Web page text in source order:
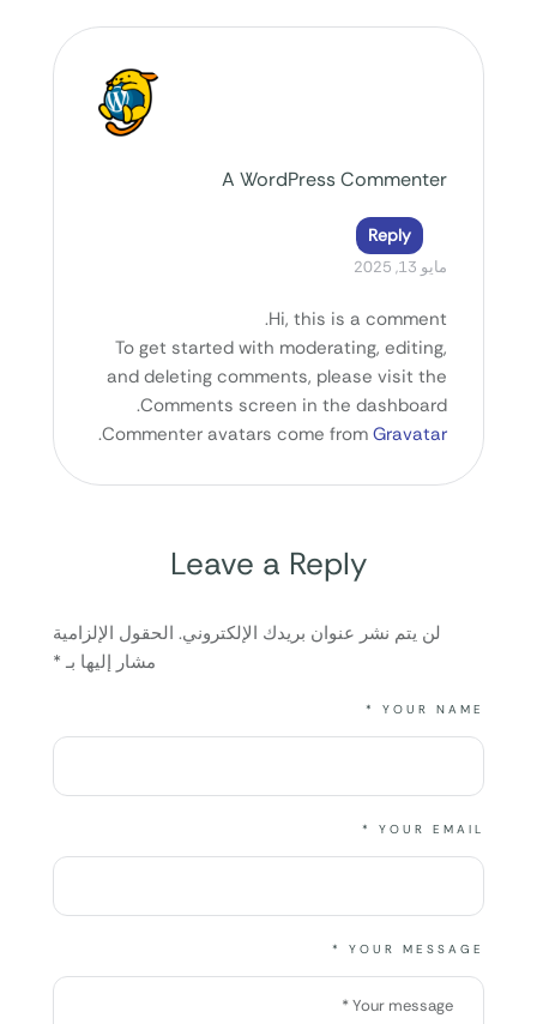
A WordPress Commenter
Reply
مايو 13, 2025
Hi, this is a comment.
To get started with moderating, editing,
and deleting comments, please visit the
Comments screen in the dashboard.
Commenter avatars come from Gravatar
.
Leave a Reply
لن يتم نشر عنوان بريدك الإلكتروني. الحقول الإلزامية
مشار إليها بـ *
YOUR MESSAGE *
YOUR NAME *
YOUR EMAIL *